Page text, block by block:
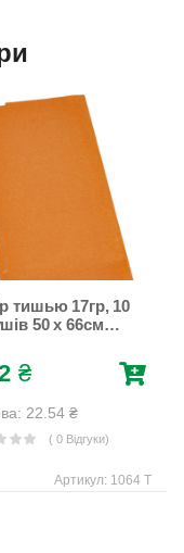
тишью 17гр, 10
50 х 66см
T)₴
22.54 ₴
( 0 Відгуки)
Артикул: 1064 T